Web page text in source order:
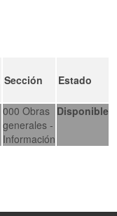
Sección Estado
000 Obras
generales -
Información
Disponible